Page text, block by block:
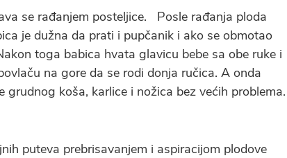
se rađanjem posteljice. Posle rađanja ploda
je dužna da prati i pupčanik i ako se obmotao
toga babica hvata glavicu bebe sa obe ruke i
na gore da se rodi donja ručica. A onda
koša, karlice i nožica bez većih problema.
puteva prebrisavanjem i aspiracijom plodove